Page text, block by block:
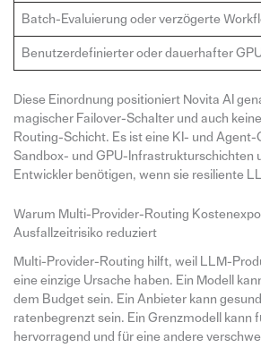
Batch-Evaluierung oder verzögerte
Benutzerdefinierter oder dauerhafter
Diese Einordnung positioniert Novita AI
magischer Failover-Schalter und auch
Routing-Schicht. Es ist eine KI- und Agent-
Sandbox- und GPU-Infrastrukturschichten
Entwickler benötigen, wenn sie resiliente
Warum Multi-Provider-Routing
Ausfallzeitrisiko reduziert
Multi-Provider-Routing hilft, weil LLM-
eine einzige Ursache haben. Ein Modell
dem Budget sein. Ein Anbieter kann
ratenbegrenzt sein. Ein Grenzmodell kann
hervorragend und für eine andere